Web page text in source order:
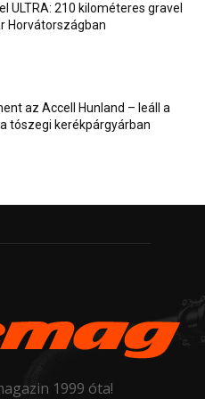
ULTRA: 210 kilométeres gravel
Horvátországban
az Accell Hunland – leáll a
tószegi kerékpárgyárban
1999 óta!